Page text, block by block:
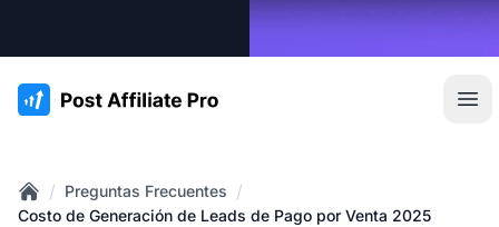
:site.title
Home
/ Preguntas Frecuentes /
Costo de Generación de Leads de Pago por Venta 2025